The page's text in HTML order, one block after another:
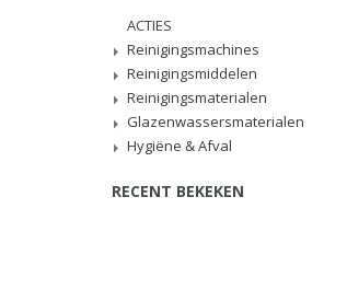
ACTIES
Reinigingsmachines
Reinigingsmiddelen
Reinigingsmaterialen
Glazenwassersmaterialen
Hygiëne & Afval
RECENT BEKEKEN